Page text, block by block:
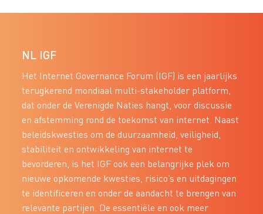
NL IGF
Het Internet Governance Forum (IGF) is een jaarlijks
terugkerend mondiaal multi-stakeholder platform,
dat onder de Verenigde Naties hangt, voor discussie
en afstemming rond de toekomst van internet. Naast
beleidskwesties om de duurzaamheid, veiligheid,
stabiliteit en ontwikkeling van internet te
bevorderen, is het IGF ook een belangrijke plek om
nieuwe opkomende kwesties, risico’s en uitdagingen
te identificeren en onder de aandacht te brengen van
relevante partijen. De essentiële en ook meer